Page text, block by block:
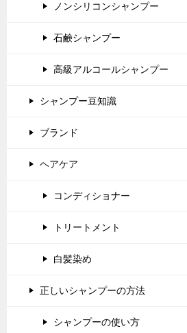
ノンシリコンシャンプー
石鹸シャンプー
高級アルコールシャンプー
シャンプー豆知識
ブランド
ヘアケア
コンディショナー
トリートメント
白髪染め
正しいシャンプーの方法
シャンプーの使い方